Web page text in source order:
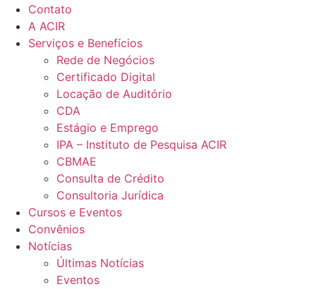
Contato
A ACIR
Serviços e Benefícios
Rede de Negócios
Certificado Digital
Locação de Auditório
CDA
Estágio e Emprego
IPA – Instituto de Pesquisa ACIR
CBMAE
Consulta de Crédito
Consultoria Jurídica
Cursos e Eventos
Convênios
Notícias
Últimas Notícias
Eventos